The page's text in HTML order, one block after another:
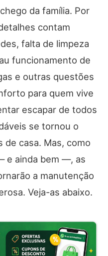
da família. Por
contam
falta de limpeza
funcionamento de
e outras questões
para quem vive
escapar de todos
se tornou o
de casa. Mas, como
e ainda bem —, as
a manutenção
Veja-as abaixo.